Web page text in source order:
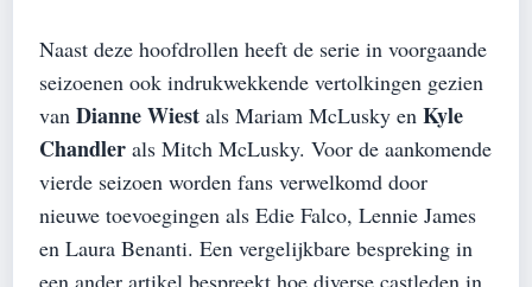
Naast deze hoofdrollen heeft de serie in voorgaande
seizoenen ook indrukwekkende vertolkingen gezien
van Dianne Wiest als Mariam McLusky en Kyle
Chandler als Mitch McLusky. Voor de aankomende
vierde seizoen worden fans verwelkomd door
nieuwe toevoegingen als Edie Falco, Lennie James
en Laura Benanti. Een vergelijkbare bespreking in
een ander artikel bespreekt hoe diverse castleden in